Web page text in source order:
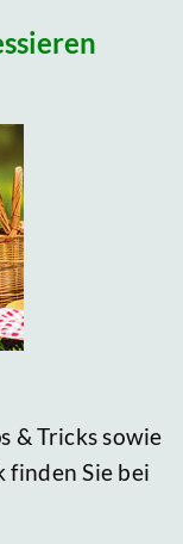
& Tricks sowie
Sie bei